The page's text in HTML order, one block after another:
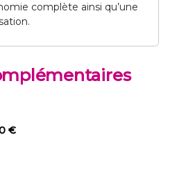
complète ainsi qu’une
€